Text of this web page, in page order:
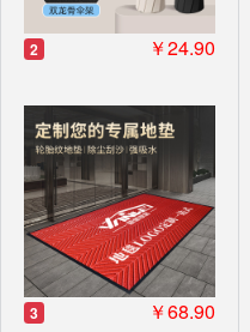
2 ￥24.90
3 ￥68.90